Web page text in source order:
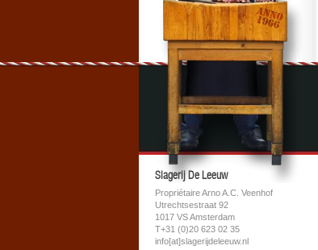
Slagerij De Leeuw
Propriétaire Arno A.C. Veenhof
Utrechtsestraat 92
1017 VS Amsterdam
T+31 (0)20 623 02 35
info[at]slagerijdeleeuw.nl